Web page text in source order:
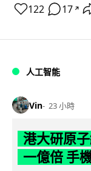
122 17 ↗
人工智能
Vin 23 小時
港大研原
一億倍 手